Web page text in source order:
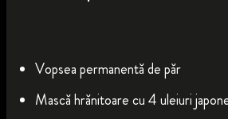
Vopsea permanentă de păr
Mască hrănitoare cu 4 uleiuri